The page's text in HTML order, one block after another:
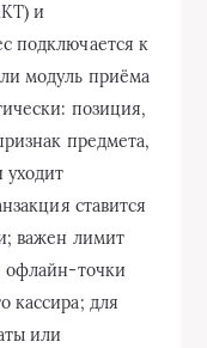
и
подключается к
модуль приёма
позиция,
предмета,
уходит
ставится
важен лимит
офлайн‑точки
кассира; для
или